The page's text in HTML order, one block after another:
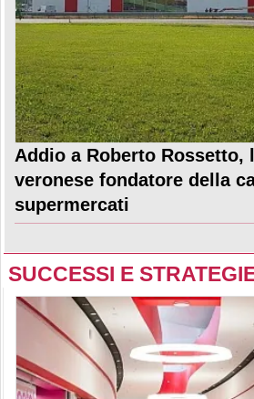
Addio a Roberto Rossetto,
veronese fondatore della
supermercati
SUCCESSI E